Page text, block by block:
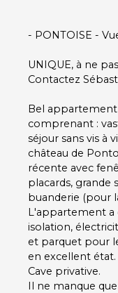
- PONTOISE -
UNIQUE, à ne
Contactez
Bel
comprenant :
séjour sans vis à
château de
récente avec
placards, grande
buanderie (pour
L'appartement a
isolation,
et parquet pour
en excellent état.
Cave privative.
Il ne manque